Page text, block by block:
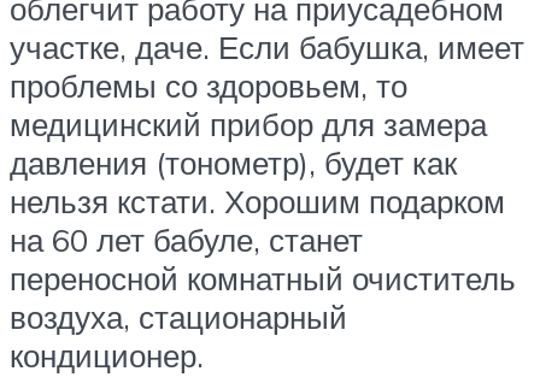
облегчит работу на приусадебном
участке, даче. Если бабушка, имеет
проблемы со здоровьем, то
медицинский прибор для замера
давления (тонометр), будет как
нельзя кстати. Хорошим подарком
на 60 лет бабуле, станет
переносной комнатный очиститель
воздуха, стационарный
кондиционер.